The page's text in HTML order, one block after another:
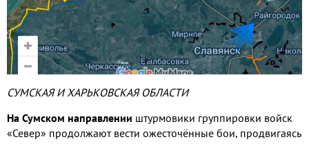
СУМСКАЯ И ХАРЬКОВСКАЯ ОБЛАСТИ
На Сумском направлении штурмовики группировки войск
«Север» продолжают вести ожесточённые бои, продвигаясь